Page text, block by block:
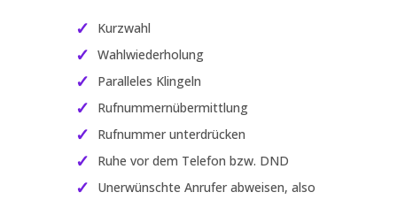
Kurzwahl
Wahlwiederholung
Paralleles Klingeln
Rufnummernübermittlung
Rufnummer unterdrücken
Ruhe vor dem Telefon bzw. DND
Unerwünschte Anrufer abweisen, also